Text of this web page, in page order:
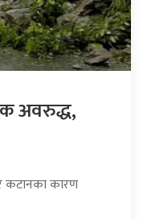
अवरुद्ध,
र कटानका कारण